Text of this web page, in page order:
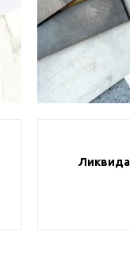
Хотите